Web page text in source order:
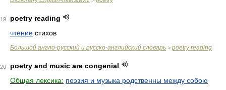
19
poetry reading
чтение стихов
Большой англо-русский и русско-английский словарь > poetry reading
20
poetry and music are congenial
Общая лексика: поэзия и музыка родственны между собою